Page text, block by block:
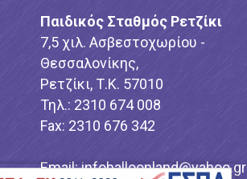
Παιδικός Σταθμός Ρετζίκι
7,5 χιλ. Ασβεστοχωρίου -
Θεσσαλονίκης,
Ρετζίκι, Τ.Κ. 57010
Τηλ.: 2310 674 008
Fax: 2310 676 342
Email:infoballoonland@yahoo.gr